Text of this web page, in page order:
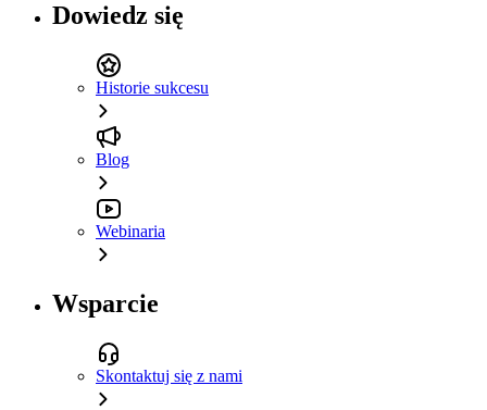
Dowiedz się
Historie sukcesu
Blog
Webinaria
Wsparcie
Skontaktuj się z nami